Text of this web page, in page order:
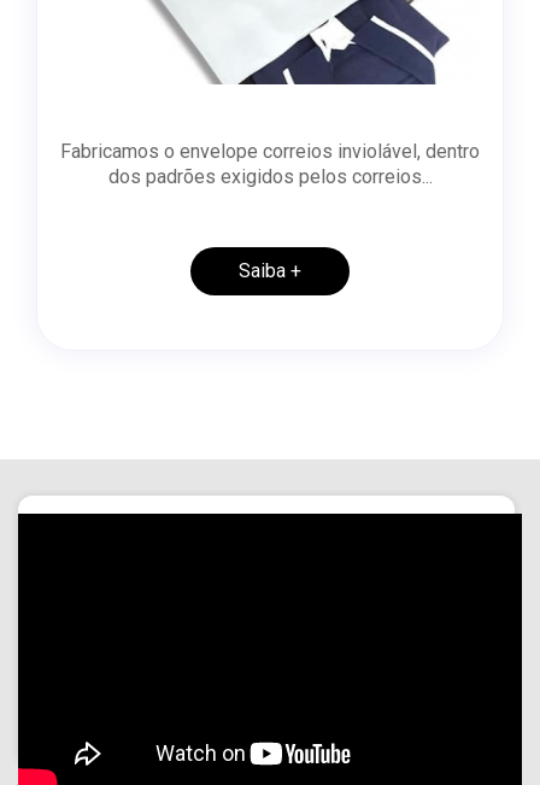
Fabricamos o envelope correios inviolável, dentro
dos padrões exigidos pelos correios...
Saiba +